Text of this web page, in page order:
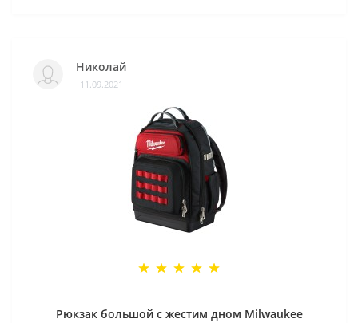
Николай
11.09.2021
Рюкзак большой с жестим дном Milwaukee